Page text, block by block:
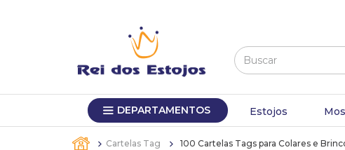
Buscar
DEPARTAMENTOS Estojos
Cartelas Tag 100 Cartelas Tags para Colares e
1º
máquina relógio pulso